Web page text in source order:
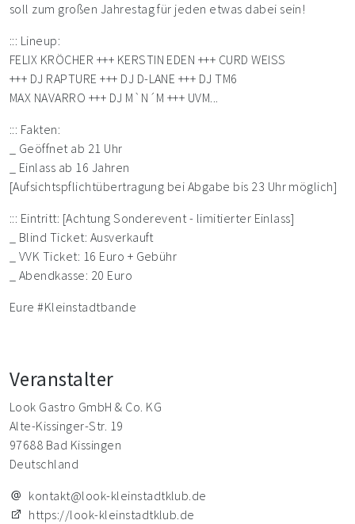
soll zum großen Jahrestag für jeden etwas dabei sein!
::: Lineup:
FELIX KRÖCHER +++ KERSTIN EDEN +++ CURD WEISS
+++ DJ RAPTURE +++ DJ D-LANE +++ DJ TM6
MAX NAVARRO +++ DJ M`N´M +++ UVM...
::: Fakten:
_ Geöffnet ab 21 Uhr
_ Einlass ab 16 Jahren
[Aufsichtspflichtübertragung bei Abgabe bis 23 Uhr möglich]
::: Eintritt: [Achtung Sonderevent - limitierter Einlass]
_ Blind Ticket: Ausverkauft
_ VVK Ticket: 16 Euro + Gebühr
_ Abendkasse: 20 Euro
Eure #Kleinstadtbande
Veranstalter
Look Gastro GmbH & Co. KG
Alte-Kissinger-Str. 19
97688 Bad Kissingen
Deutschland
kontakt@look-kleinstadtklub.de
https://look-kleinstadtklub.de